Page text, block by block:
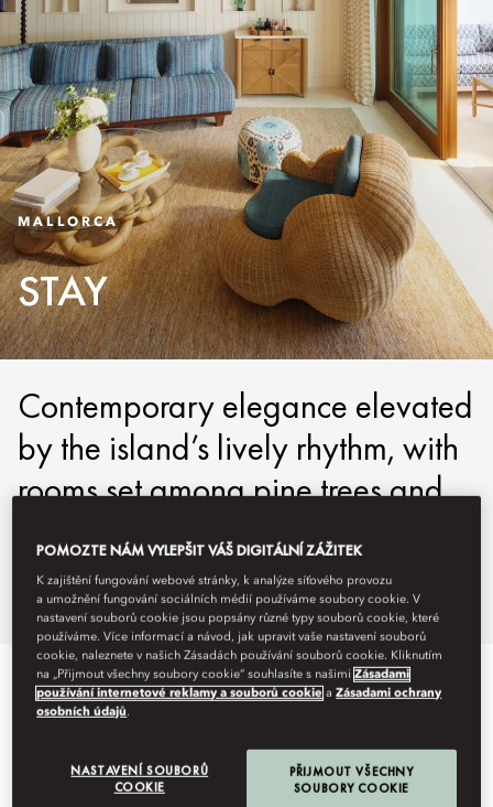
MALLORCA
STAY
Contemporary elegance elevated
by the island’s lively rhythm, with
rooms set among pine trees and
opening onto uninterrupted
Mediterranean horizons.
Zobrazit vše
POMOZTE NÁM VYLEPŠIT VÁŠ DIGITÁLNÍ ZÁŽITEK
K zajištění fungování webové stránky, k analýze síťového provozu
a umožnění fungování sociálních médií používáme soubory cookie. V
nastavení souborů cookie jsou popsány různé typy souborů cookie, které
používáme. Více informací a návod, jak upravit vaše nastavení souborů
cookie, naleznete v našich Zásadách používání souborů cookie. Kliknutím
na „Přijmout všechny soubory cookie“ souhlasíte s našimiZásadami
používání internetové reklamy a souborů cookie aZásadami ochrany
osobních údajů.
NASTAVENÍ SOUBORŮ
COOKIE
PŘIJMOUT VŠECHNY
SOUBORY COOKIE